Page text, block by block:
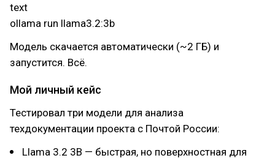
text
ollama run llama3.2:3b
Модель скачается автоматически (~2 ГБ) и
запустится. Всё.
Мой личный кейс
Тестировал три модели для анализа
техдокументации проекта с Почтой России:
Llama 3.2 3B — быстрая, но поверхностная для